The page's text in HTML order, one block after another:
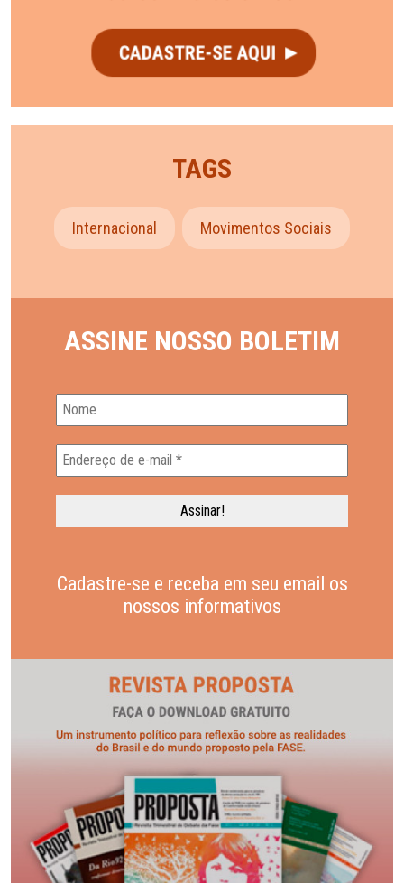
TAGS
Internacional Movimentos Sociais
ASSINE NOSSO BOLETIM
Cadastre-se e receba em seu email os
nossos informativos